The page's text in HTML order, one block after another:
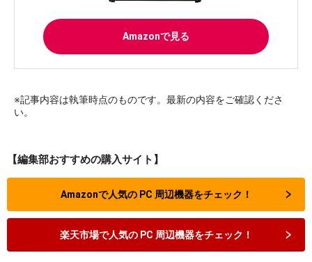
Amazonで見る
※記事内容は執筆時点のものです。最新の内容をご確認くださ
い。
【編集部おすすめの購入サイト】
Amazonで人気の PC 周辺機器をチェック！
楽天市場で人気の PC 周辺機器をチェック！